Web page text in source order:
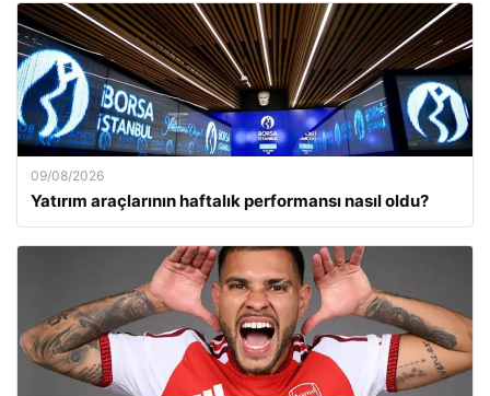
09/08/2026
Yatırım araçlarının haftalık performansı nasıl oldu?